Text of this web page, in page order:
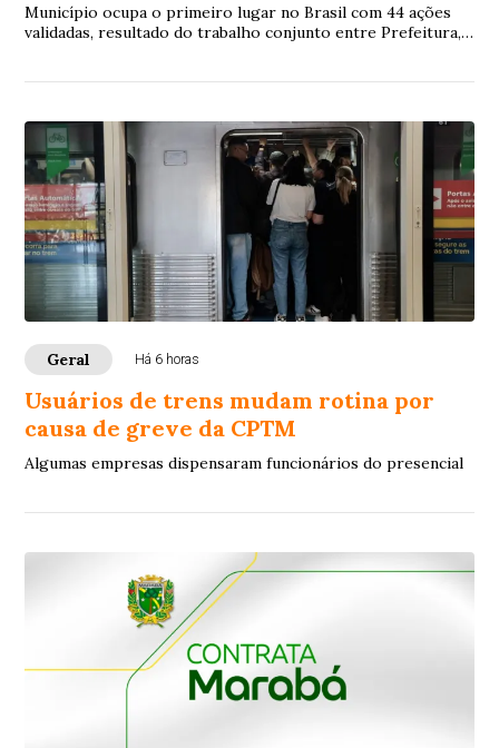
Município ocupa o primeiro lugar no Brasil com 44 ações
validadas, resultado do trabalho conjunto entre Prefeitura,
Geral Há 6 horas
Usuários de trens mudam rotina por
causa de greve da CPTM
Algumas empresas dispensaram funcionários do presencial